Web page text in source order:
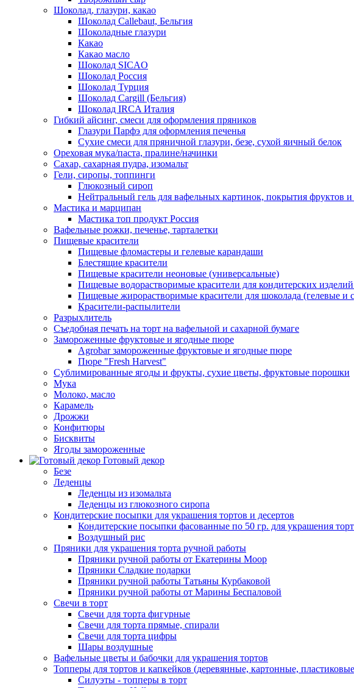
Шоколад, глазури, какао
Шоколад Callebaut, Бельгия
Шоколадные глазури
Какао
Какао масло
Шоколад SICAO
Шоколад Россия
Шоколад Турция
Шоколад Cargill (Бельгия)
Шоколад IRCA Италия
Гибкий айсинг, смеси для оформления пряников
Глазури Парфэ для оформления печенья
Сухие смеси для пряничной глазури, безе, сухой яичный белок
Ореховая мука/паста, пралине/начинки
Сахар, сахарная пудра, изомальт
Гели, сиропы, топпинги
Глюкозный сироп
Нейтральный гель для вафельных картинок, покрытия фруктов и
Мастика и марципан
Мастика топ продукт Россия
Вафельные рожки, печенье, тарталетки
Пищевые красители
Пищевые фломастеры и гелевые карандаши
Блестящие красители
Пищевые красители неоновые (универсальные)
Пищевые водорастворимые красители для кондитерских
Пищевые жирорастворимые красители для шоколада (гелевые и
Красители-распылители
Разрыхлитель
Съедобная печать на торт на вафельной и сахарной бумаге
Замороженные фруктовые и ягодные пюре
Agrobar замороженные фруктовые и ягодные пюре
Пюре "Fresh Harvest"
Сублимированные ягоды и фрукты, сухие цветы, фруктовые порошки
Мука
Молоко, масло
Карамель
Дрожжи
Конфитюры
Бисквиты
Ягоды замороженные
Готовый декор
Безе
Леденцы
Леденцы из изомальта
Леденцы из глюкозного сиропа
Кондитерские посыпки для украшения тортов и десертов
Кондитерские посыпки фасованные по 50 гр. для украшения
Воздушный рис
Пряники для украшения торта ручной работы
Пряники ручной работы от Екатерины Моор
Пряники Сладкие подарки
Пряники ручной работы Татьяны Курбаковой
Пряники ручной работы от Марины Беспаловой
Свечи в торт
Свечи для торта фигурные
Свечи для торта прямые, спирали
Свечи для торта цифры
Шары воздушные
Вафельные цветы и бабочки для украшения тортов
Топперы для тортов и капкейков (деревянные, картонные,
Силуэты - топперы в торт